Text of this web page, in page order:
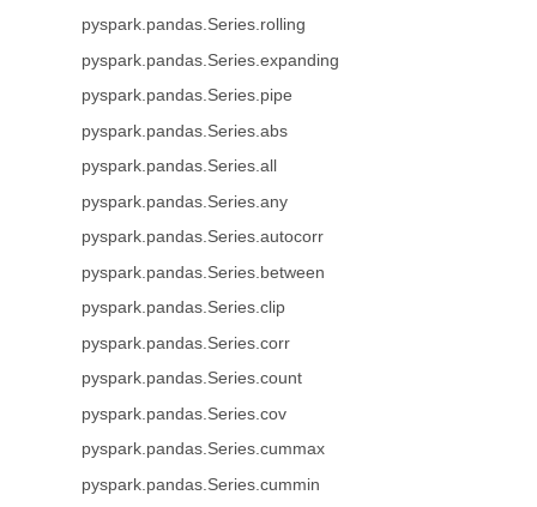
pyspark.pandas.Series.rolling
pyspark.pandas.Series.expanding
pyspark.pandas.Series.pipe
pyspark.pandas.Series.abs
pyspark.pandas.Series.all
pyspark.pandas.Series.any
pyspark.pandas.Series.autocorr
pyspark.pandas.Series.between
pyspark.pandas.Series.clip
pyspark.pandas.Series.corr
pyspark.pandas.Series.count
pyspark.pandas.Series.cov
pyspark.pandas.Series.cummax
pyspark.pandas.Series.cummin